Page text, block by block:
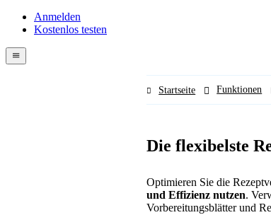
Menutech
navigation
Anmelden
Kostenlos testen
menu
Startseite Funktionen
Die flexibelste
Optimieren Sie die
und Effizienz nutzen.
Vorbereitungsblätter und